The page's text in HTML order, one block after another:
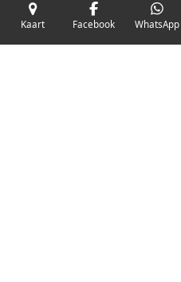
Kaart Facebook WhatsApp